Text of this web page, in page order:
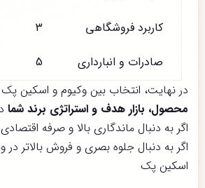
کاربرد فروشگاهی
3
صادرات و انبارداری
5
در نهایت، انتخاب بین وکیوم و اسکین
محصول، بازار هدف و استراتژی برند شما
اگر به دنبال ماندگاری بالا و صرفه
اگر به دنبال جلوه بصری و فروش بالاتر
اسکین پک